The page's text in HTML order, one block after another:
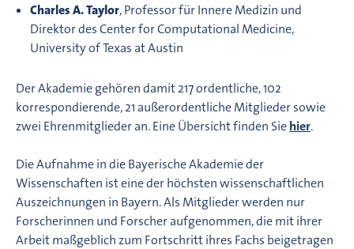
Charles A. Taylor, Professor für Innere Medizin und
Direktor des Center for Computational Medicine,
University of Texas at Austin
Der Akademie gehören damit 217 ordentliche, 102
korrespondierende, 21 außerordentliche Mitglieder sowie
zwei Ehrenmitglieder an. Eine Übersicht finden Siehier.
Die Aufnahme in die Bayerische Akademie der
Wissenschaften ist eine der höchsten wissenschaftlichen
Auszeichnungen in Bayern. Als Mitglieder werden nur
Forscherinnen und Forscher aufgenommen, die mit ihrer
Arbeit maßgeblich zum Fortschritt ihres Fachs beigetragen